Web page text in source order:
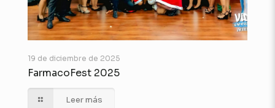
19 de diciembre de 2025
FarmacoFest 2025
Leer más